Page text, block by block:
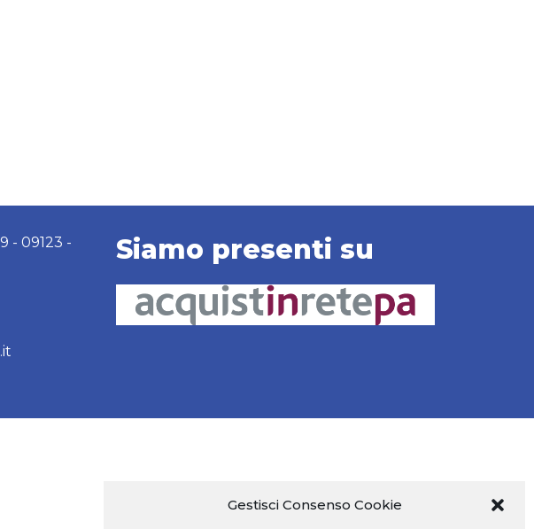
Gestisci Consenso Cookie
- 09123 -
Siamo presenti su